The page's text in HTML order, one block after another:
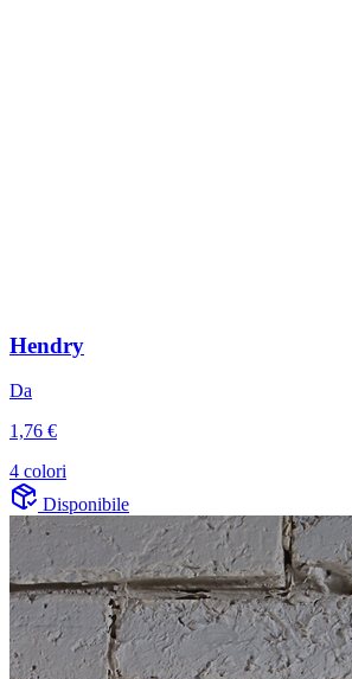
Hendry
Da
1,76 €
4 colori
Disponibile